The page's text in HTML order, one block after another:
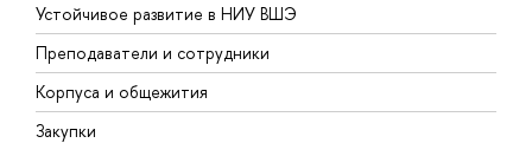
Устойчивое развитие в НИУ ВШЭ
Преподаватели и сотрудники
Корпуса и общежития
Закупки